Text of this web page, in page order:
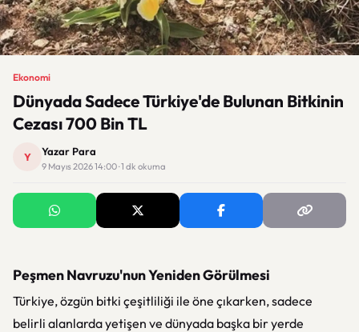
Ekonomi
Dünyada Sadece Türkiye'de Bulunan Bitkinin
Cezası 700 Bin TL
Y Yazar Para
9 Mayıs 2026 14:00 · 1 dk okuma
Peşmen Navruzu'nun Yeniden Görülmesi
Türkiye, özgün bitki çeşitliliği ile öne çıkarken, sadece
belirli alanlarda yetişen ve dünyada başka bir yerde